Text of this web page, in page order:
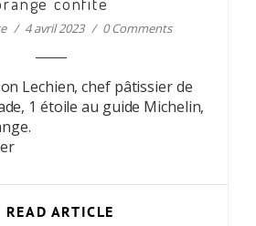
4 avril 2023 0 Comments
Lechien, chef pâtissier de
1 étoile au guide Michelin,
READ ARTICLE